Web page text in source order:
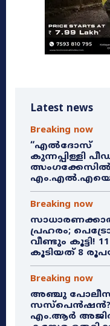
Latest news
Breaking now
“എൽദോസ്
കുന്നപ്പിള്ളി
എം.എൽ.എയെ
Breaking now
പ്രഹരം;
വീണ്ടും കൂട്ടി!
കൂടിയത് 8
Breaking now
അഞ്ചു
സസ്‌പെൻഷൻ?
എം.ആർ